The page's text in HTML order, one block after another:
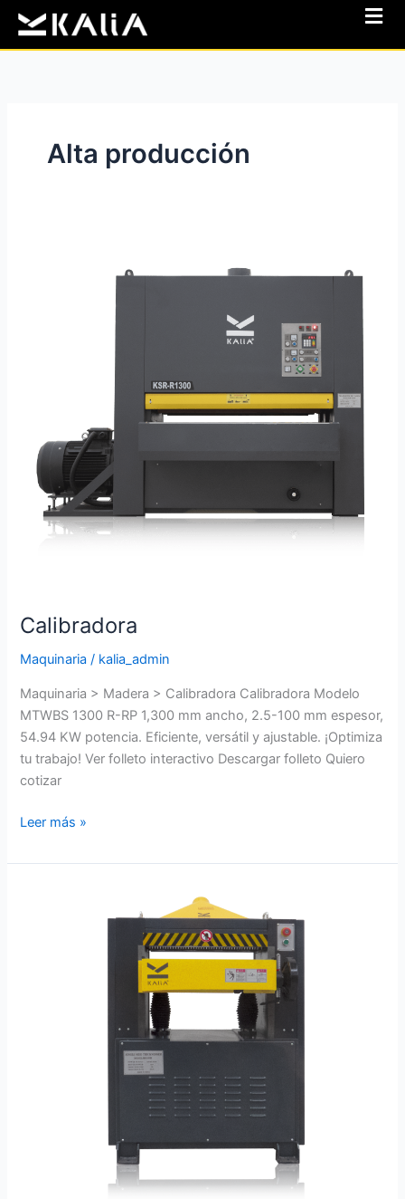
contenido
Alta producción
Calibradora
Maquinaria / kalia_admin
Maquinaria > Madera > Calibradora Calibradora Modelo
MTWBS 1300 R-RP 1,300 mm ancho, 2.5-100 mm espesor,
54.94 KW potencia. Eficiente, versátil y ajustable. ¡Optimiza
tu trabajo! Ver folleto interactivo Descargar folleto Quiero
cotizar
Leer más »